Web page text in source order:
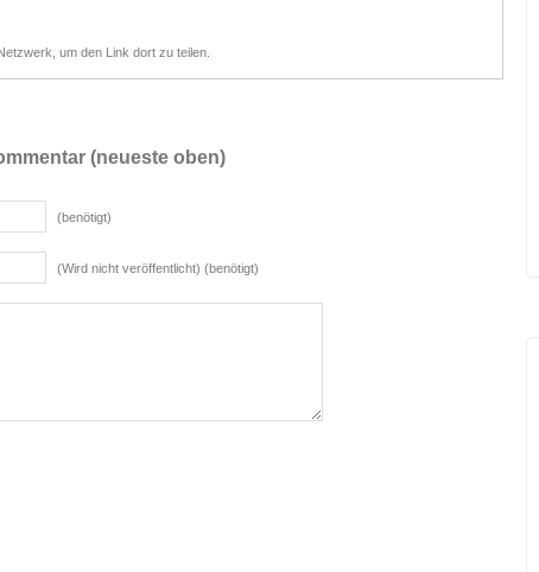
um den Link dort zu teilen.
(neueste oben)
(benötigt)
(Wird nicht veröffentlicht) (benötigt)